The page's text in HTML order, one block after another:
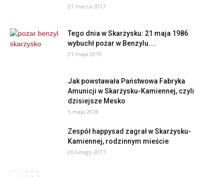
21 marca 2017
Tego dnia w Skarżysku: 21 maja 1986
wybuchł pożar w Benzylu....
21 maja 2019
Jak powstawała Państwowa Fabryka
Amunicji w Skarżysku-Kamiennej, czyli
dzisiejsze Mesko
5 maja 2018
Zespół happysad zagrał w Skarżysku-
Kamiennej, rodzinnym mieście
26 lutego 2017